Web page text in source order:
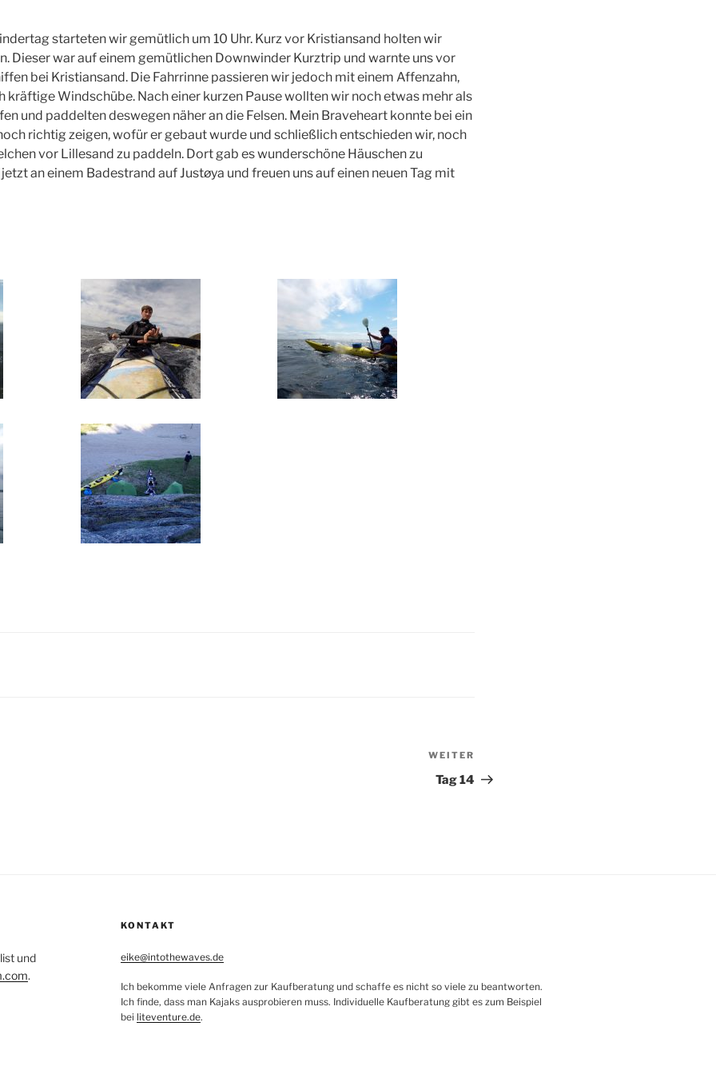
starteten wir gemütlich um 10 Uhr. Kurz vor Kristiansand holten wir
Dieser war auf einem gemütlichen Downwinder Kurztrip und warnte uns vor
bei Kristiansand. Die Fahrrinne passieren wir jedoch mit einem Affenzahn,
kräftige Windschübe. Nach einer kurzen Pause wollten wir noch etwas mehr als
und paddelten deswegen näher an die Felsen. Mein Braveheart konnte bei ein
richtig zeigen, wofür er gebaut wurde und schließlich entschieden wir, noch
vor Lillesand zu paddeln. Dort gab es wunderschöne Häuschen zu
an einem Badestrand auf Justøya und freuen uns auf einen neuen Tag mit
Beitrag
WEITER
Tag 14
und
.
KONTAKT
eike@intothewaves.de
Ich bekomme viele Anfragen zur Kaufberatung und schaffe es nicht so viele zu beantworten.
Ich finde, dass man Kajaks ausprobieren muss. Individuelle Kaufberatung gibt es zum Beispiel
bei liteventure.de.